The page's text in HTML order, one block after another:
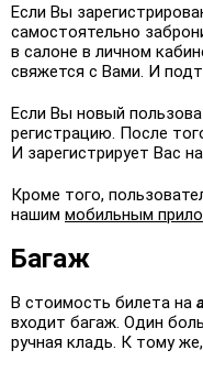
Если Вы
самостоятельно
в салоне в личном
свяжется с Вами. И
Если Вы новый
регистрацию. После
И зарегистрирует Вас
Кроме того,
нашим мобильным
Багаж
В стоимость билета на
входит багаж. Один
ручная кладь. К тому